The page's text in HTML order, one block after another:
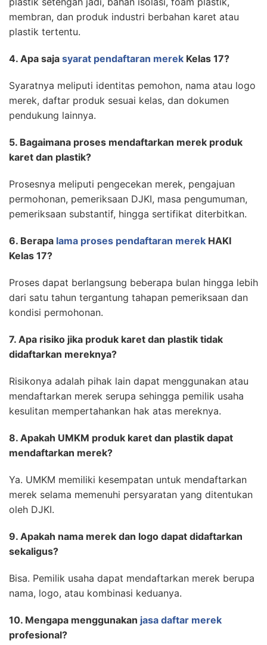
membran, dan produk industri berbahan karet atau
plastik tertentu.
4. Apa saja syarat pendaftaran merek Kelas 17?
Syaratnya meliputi identitas pemohon, nama atau logo
merek, daftar produk sesuai kelas, dan dokumen
pendukung lainnya.
5. Bagaimana proses mendaftarkan merek produk
karet dan plastik?
Prosesnya meliputi pengecekan merek, pengajuan
permohonan, pemeriksaan DJKI, masa pengumuman,
pemeriksaan substantif, hingga sertifikat diterbitkan.
6. Berapa lama proses pendaftaran merek HAKI
Kelas 17?
Proses dapat berlangsung beberapa bulan hingga lebih
dari satu tahun tergantung tahapan pemeriksaan dan
kondisi permohonan.
7. Apa risiko jika produk karet dan plastik tidak
didaftarkan mereknya?
Risikonya adalah pihak lain dapat menggunakan atau
mendaftarkan merek serupa sehingga pemilik usaha
kesulitan mempertahankan hak atas mereknya.
8. Apakah UMKM produk karet dan plastik dapat
mendaftarkan merek?
Ya. UMKM memiliki kesempatan untuk mendaftarkan
merek selama memenuhi persyaratan yang ditentukan
oleh DJKI.
9. Apakah nama merek dan logo dapat didaftarkan
sekaligus?
Bisa. Pemilik usaha dapat mendaftarkan merek berupa
nama, logo, atau kombinasi keduanya.
10. Mengapa menggunakan jasa daftar merek
profesional?